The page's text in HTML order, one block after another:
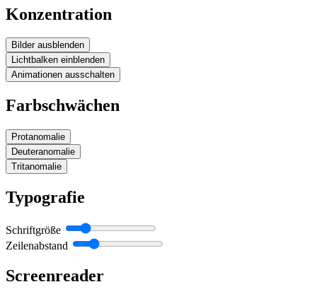
Konzentration
Bilder ausblenden
Lichtbalken einblenden
Animationen ausschalten
Farbschwächen
Protanomalie
Deuteranomalie
Tritanomalie
Typografie
Schriftgröße
Zeilenabstand
Screenreader